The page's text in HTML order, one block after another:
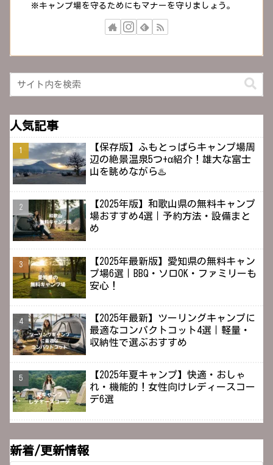
※キャンプ場を守るためにもマナーを守りましょう。
人気記事
【保存版】ふもとっぱらキャンプ場周
辺の絶景温泉5つ+α紹介！雄大な富士
山を眺めながら♨️
【2025年版】和歌山県の無料キャンプ
場おすすめ4選｜予約方法・設備まと
め
【2025年最新版】愛知県の無料キャン
プ場6選｜BBQ・ソロOK・ファミリーも
安心！
【2025年最新】ツーリングキャンプに
最適なコンパクトコット4選｜軽量・
収納性で選ぶおすすめ
【2025年夏キャンプ】快適・おしゃ
れ・機能的！女性向けレディースコー
デ6選
新着/更新情報